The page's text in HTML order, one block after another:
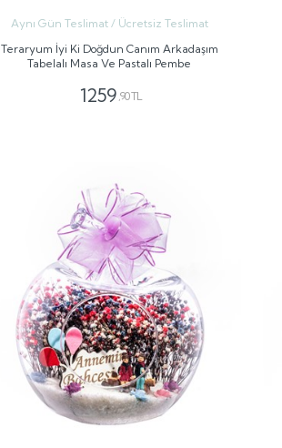
Aynı Gün Teslimat / Ücretsiz Teslimat
Teraryum İyi Ki Doğdun Canım Arkadaşım
Tabelalı Masa Ve Pastalı Pembe
1259 ,90 TL